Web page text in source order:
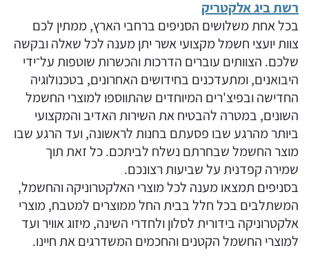
רשת ביג אלקטריק
בכל אחת משלושים הסניפים ברחבי הארץ, ממתין לכם
צוות יועצי חשמל מקצועי אשר יתן מענה לכל שאלה ובקשה
שלכם. הצוותים עוברים הדרכות והכשרות שוטפות על־ידי
היבואנים, ומתעדכנים בחידושים האחרונים, בטכנולוגיה
החדישה ובפיצ'רים המיוחדים שהתווספו למוצרי החשמל
השונים, במטרה להבטיח את השירות האדיב והמקצועי
ביותר מהרגע שבו פסעתם בחנות לראשונה, ועד הרגע שבו
מוצר החשמל שבחרתם נשלח לביתכם. כל זאת תוך
שמירה קפדנית על שביעות רצונכם.
בסניפים תמצאו מענה לכל מוצרי האלקטרוניקה והחשמל,
המשתלבים בכל חלל בבית החל ממוצרים למטבח, מוצרי
אלקטרוניקה בידורית לסלון ולחדרי השינה, מיזוג אוויר ועד
למוצרי החשמל הקטנים והחכמים המשדרגים את חיינו.